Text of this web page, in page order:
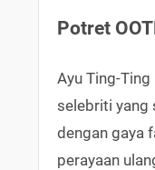
Potret
Ayu Ting-
selebriti yang
dengan gaya
perayaan